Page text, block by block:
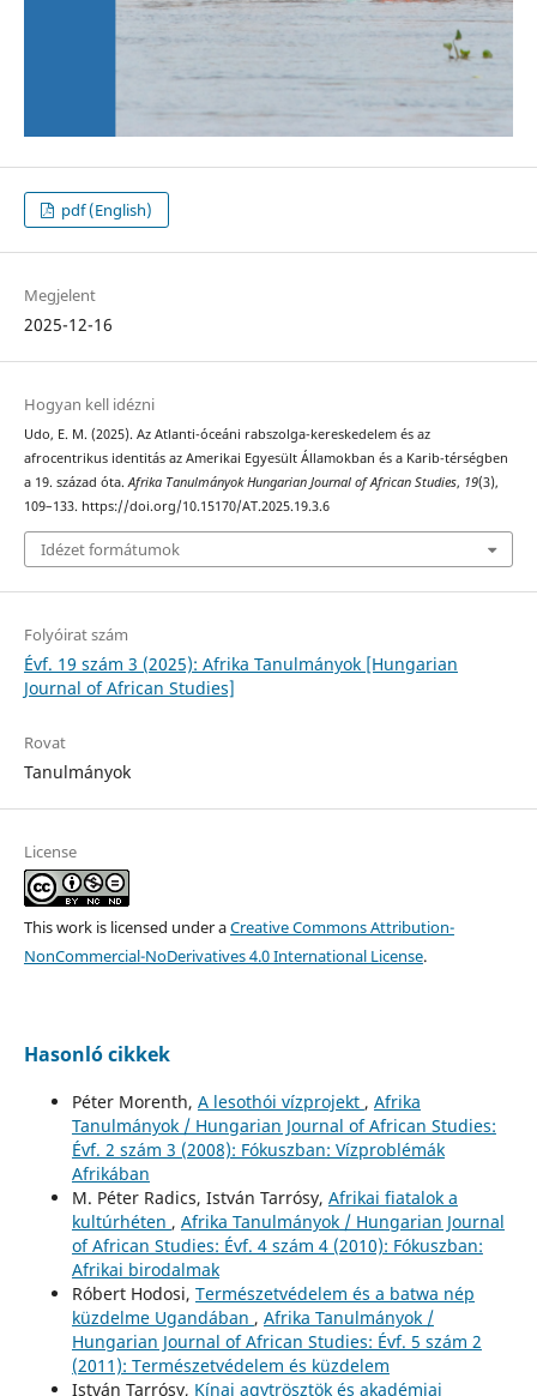
pdf (English)
Megjelent
2025-12-16
Hogyan kell idézni
Udo, E. M. (2025). Az Atlanti-óceáni rabszolga-kereskedelem és az
afrocentrikus identitás az Amerikai Egyesült Államokban és a Karib-térségben
a 19. század óta.Afrika Tanulmányok Hungarian Journal of African Studies, 19(3),
109–133. https://doi.org/10.15170/AT.2025.19.3.6
Idézet formátumok
Folyóirat szám
Évf. 19 szám 3 (2025): Afrika Tanulmányok [Hungarian
Journal of African Studies]
Rovat
Tanulmányok
License
This work is licensed under aCreative Commons Attribution-
NonCommercial-NoDerivatives 4.0 International License.
Hasonló cikkek
Péter Morenth, A lesothói vízprojekt , Afrika
Tanulmányok / Hungarian Journal of African Studies:
Évf. 2 szám 3 (2008): Fókuszban: Vízproblémák
Afrikában
M. Péter Radics, István Tarrósy, Afrikai fiatalok a
kultúrhéten , Afrika Tanulmányok / Hungarian Journal
of African Studies: Évf. 4 szám 4 (2010): Fókuszban:
Afrikai birodalmak
Róbert Hodosi, Természetvédelem és a batwa nép
küzdelme Ugandában , Afrika Tanulmányok /
Hungarian Journal of African Studies: Évf. 5 szám 2
(2011): Természetvédelem és küzdelem
István Tarrósy, Kínai agytrösztök és akadémiai